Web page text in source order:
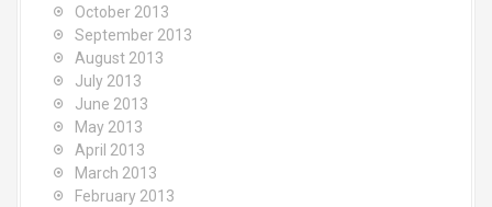
October 2013
September 2013
August 2013
July 2013
June 2013
May 2013
April 2013
March 2013
February 2013